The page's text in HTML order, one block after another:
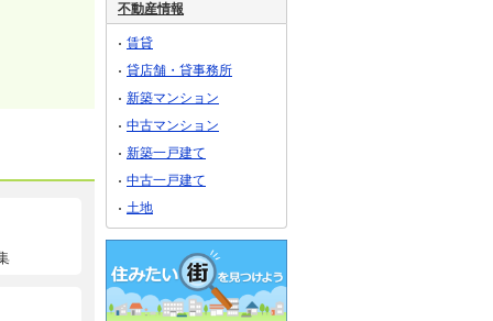
不動産情報
賃貸
貸店舗・貸事務所
新築マンション
中古マンション
新築一戸建て
中古一戸建て
土地